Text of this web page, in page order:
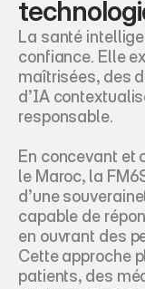
La santé
confiance. Elle
maîtrisées, des
d’IA
responsable.
En concevant et
le Maroc, la
d’une
capable de
en ouvrant des
Cette approche
patients, des